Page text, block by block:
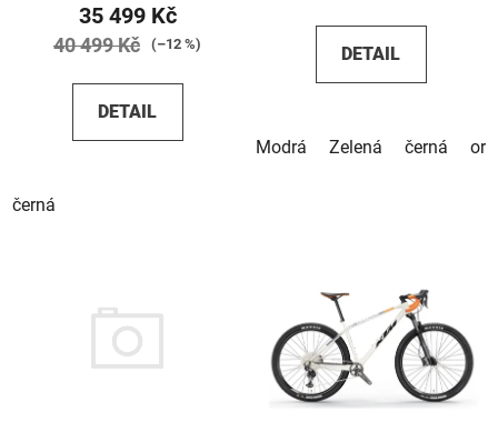
35 499 Kč
40 499 Kč (–12 %)
DETAIL
černá
DETAIL
Modrá Zelená černá